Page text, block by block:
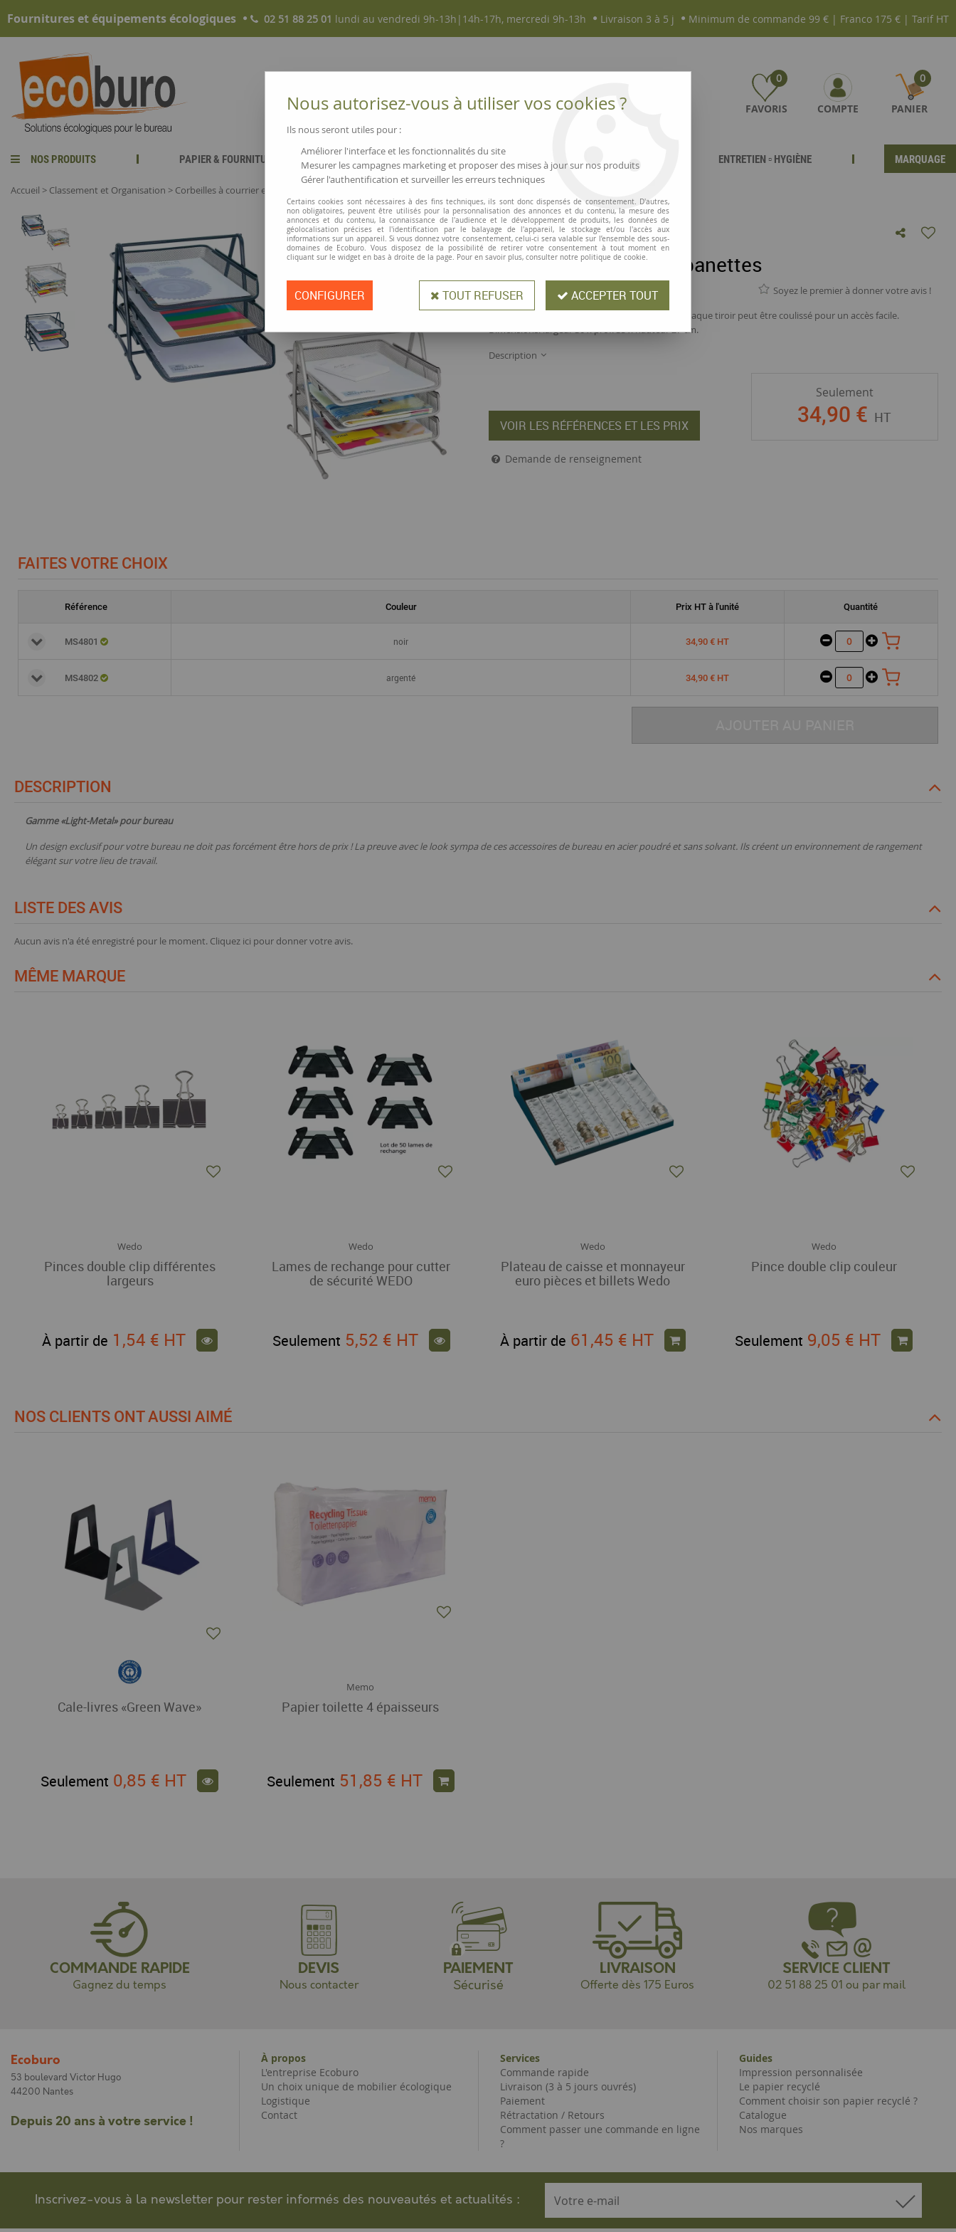
Fournitures et équipements écologiques 02 51 88 25 01 lundi au vendredi 9h-13h|14h-17h, mercredi 9h-13h Livraison 3 à 5 j Minimum de commande 99 € | Franco 175 € | Tarif HT
0
FAVORIS COMPTE
0
PANIER
NOS PRODUITS PAPIER & FOURNITURES NOUVEAUTÉS MAGASINS ▫ COMMERCES ENTRETIEN ▫ HYGIÈNE MARQUAGE
Accueil > Classement et Organisation > Corbeilles à courrier et modules de classement
Corbeille à courrier, 3 banettes
Soyez le premier à donner votre avis !
Pratique, pour le rangement des documents. Chaque tiroir peut être coulissé pour un accès facile.
Dimensions: largeur 30 x prof. 35 x hauteur 27 cm.
Description
VOIR LES RÉFÉRENCES ET LES PRIX
Seulement
34,90 € HT
Demande de renseignement
FAITES VOTRE CHOIX
Référence Couleur Prix HT à l'unité Quantité
MS4801 noir 34,90 € HT
MS4802 argenté 34,90 € HT
DESCRIPTION
Gamme «Light-Metal» pour bureau
Un design exclusif pour votre bureau ne doit pas forcément être hors de prix ! La preuve avec le look sympa de ces accessoires de bureau en acier poudré et sans solvant. Ils créent un environnement de rangement
élégant sur votre lieu de travail.
LISTE DES AVIS
Aucun avis n'a été enregistré pour le moment. Cliquez ici pour donner votre avis.
MÊME MARQUE
Wedo
Pinces double clip différentes
largeurs
À partir de 1,54 € HT
Wedo
Lames de rechange pour cutter
de sécurité WEDO
Seulement 5,52 € HT
Wedo
Plateau de caisse et monnayeur
euro pièces et billets Wedo
À partir de 61,45 € HT
Wedo
Pince double clip couleur
Seulement 9,05 € HT
NOS CLIENTS ONT AUSSI AIMÉ
Cale-livres «Green Wave»
Seulement 0,85 € HT
Memo
Papier toilette 4 épaisseurs
Seulement 51,85 € HT
COMMANDE RAPIDE
Gagnez du temps
DEVIS
Nous contacter
PAIEMENT
Sécurisé
LIVRAISON
Offerte dès 175 Euros
SERVICE CLIENT
02 51 88 25 01 ou par mail
Ecoburo
53 boulevard Victor Hugo
44200 Nantes
Depuis 20 ans à votre service !
À propos
L'entreprise Ecoburo
Un choix unique de mobilier écologique
Logistique
Contact
Services
Commande rapide
Livraison (3 à 5 jours ouvrés)
Paiement
Rétractation / Retours
Comment passer une commande en ligne
?
Guides
Impression personnalisée
Le papier recyclé
Comment choisir son papier recyclé ?
Catalogue
Nos marques
Inscrivez-vous à la newsletter pour rester informés des nouveautés et actualités :
Nous autorisez-vous à utiliser vos cookies ?
Ils nous seront utiles pour :
Améliorer l'interface et les fonctionnalités du site
Mesurer les campagnes marketing et proposer des mises à jour sur nos produits
Gérer l'authentification et surveiller les erreurs techniques
Certains cookies sont nécessaires à des fins techniques, ils sont donc dispensés de consentement. D'autres,
non obligatoires, peuvent être utilisés pour la personnalisation des annonces et du contenu, la mesure des
annonces et du contenu, la connaissance de l'audience et le développement de produits, les données de
géolocalisation précises et l'identification par le balayage de l'appareil, le stockage et/ou l'accès aux
informations sur un appareil. Si vous donnez votre consentement, celui-ci sera valable sur l’ensemble des sous-
domaines de Ecoburo. Vous disposez de la possibilité de retirer votre consentement à tout moment en
cliquant sur le widget en bas à droite de la page. Pour en savoir plus, consulter notre politique de cookie.
CONFIGURER TOUT REFUSER ACCEPTER TOUT